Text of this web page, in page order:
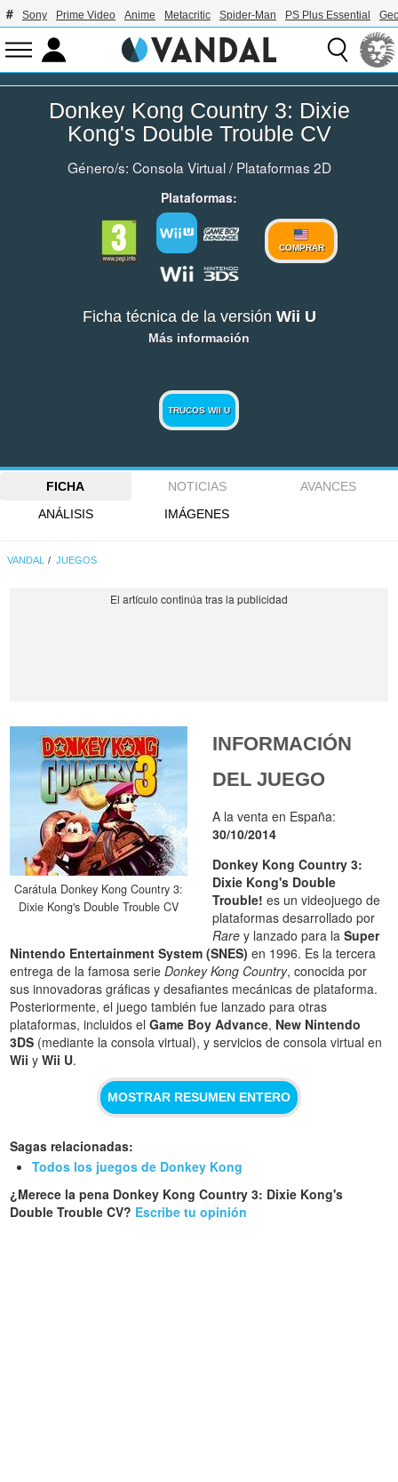
Sony Prime Video Anime Metacritic Spider-Man PS Plus Essential
Donkey Kong Country 3: Dixie
Kong's Double Trouble CV
Género/s: Consola Virtual/Plataformas 2D
Plataformas:
COMPRAR
Ficha técnica de la versión Wii U
Más información
TRUCOS WII U
FICHA NOTICIAS
AVANCES
ANÁLISIS
IMÁGENES
VANDAL JUEGOS
Carátula Donkey Kong Country 3:
Dixie Kong's Double Trouble CV
INFORMACIÓN
DEL JUEGO
A la venta en España:
30/10/2014
Donkey Kong Country 3:
Dixie Kong's Double
Trouble! es un videojuego de
plataformas desarrollado por
Rare y lanzado para laSuper
Nintendo Entertainment System (SNES) en 1996. Es la tercera
entrega de la famosa serieDonkey Kong Country, conocida por
sus innovadoras gráficas y desafiantes mecánicas de plataforma.
Posteriormente, el juego también fue lanzado para otras
plataformas, incluidos elGame Boy Advance, New Nintendo
3DS (mediante la consola virtual), y servicios de consola virtual en
Wii yWii U.
MOSTRAR RESUMEN ENTERO
Sagas relacionadas:
Todos los juegos de Donkey Kong
¿Merece la pena Donkey Kong Country 3: Dixie Kong's
Double Trouble CV? Escribe tu opinión